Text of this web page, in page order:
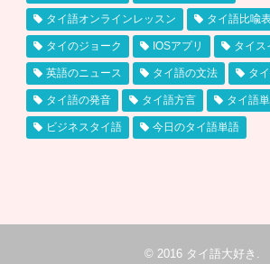
タイ語オンラインレッスン タイ語比喩
タイのジョーク IOSアプリ タイス
英語のニュース タイ語の文法 タ
タイ語の発音 タイ語方言 タイ語
ビジネスタイ語 今日のタイ語単語
© 2016 タイ語大好き .